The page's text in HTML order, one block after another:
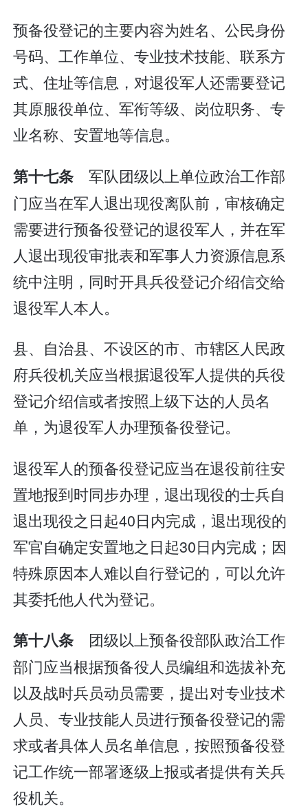
预备役登记的主要内容为姓名、公民身份
号码、工作单位、专业技术技能、联系方
式、住址等信息，对退役军人还需要登记
其原服役单位、军衔等级、岗位职务、专
业名称、安置地等信息。
第十七条军队团级以上单位政治工作部
门应当在军人退出现役离队前，审核确定
需要进行预备役登记的退役军人，并在军
人退出现役审批表和军事人力资源信息系
统中注明，同时开具兵役登记介绍信交给
退役军人本人。
县、自治县、不设区的市、市辖区人民政
府兵役机关应当根据退役军人提供的兵役
登记介绍信或者按照上级下达的人员名
单，为退役军人办理预备役登记。
退役军人的预备役登记应当在退役前往安
置地报到时同步办理，退出现役的士兵自
退出现役之日起40日内完成，退出现役的
军官自确定安置地之日起30日内完成；因
特殊原因本人难以自行登记的，可以允许
其委托他人代为登记。
第十八条 团级以上预备役部队政治工作
部门应当根据预备役人员编组和选拔补充
以及战时兵员动员需要，提出对专业技术
人员、专业技能人员进行预备役登记的需
求或者具体人员名单信息，按照预备役登
记工作统一部署逐级上报或者提供有关兵
役机关。